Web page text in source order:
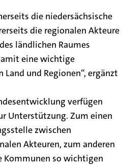
die niedersächsische
die regionalen Akteure
ländlichen Raumes
eine wichtige
und Regionen“, ergänzt
verfügen
Unterstützung. Zum einen
zwischen
Akteuren, zum anderen
Kommunen so wichtigen